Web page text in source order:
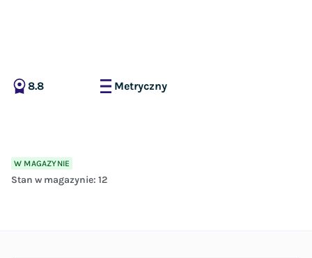
8.8 Metryczny
W MAGAZYNIE
Stan w magazynie: 12